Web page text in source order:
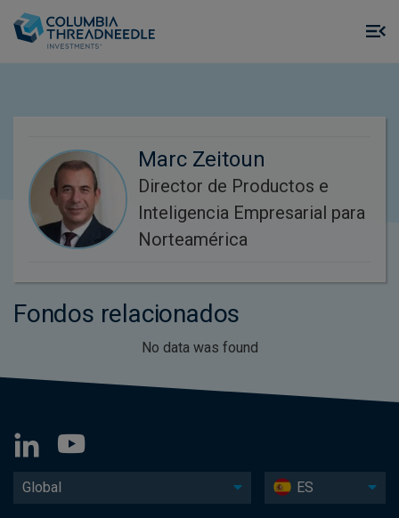
Marc Zeitoun
Director de Productos e
Inteligencia Empresarial para
Norteamérica
Fondos relacionados
No data was found
Global ES